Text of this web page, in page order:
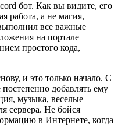
бот. Как вы видите, его
работа, а не магия,
все важные
на портале
простого кода,
и это только начало. С
добавлять ему
музыка, веселые
сервера. Не бойся
в Интернете, когда